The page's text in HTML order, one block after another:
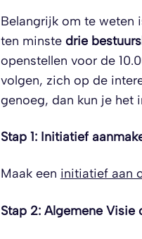
Belangrijk om te weten
ten minste drie
openstellen voor de
volgen, zich op de
genoeg, dan kun je het
Stap 1: Initiatief
Maak een initiatief aan
Stap 2: Algemene Visie